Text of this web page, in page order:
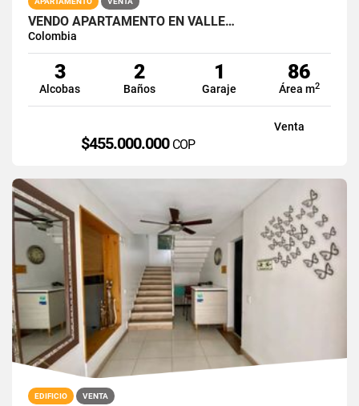
VENDO APARTAMENTO EN VALLE…
Colombia
3
Alcobas
2
Baños
1
Garaje
86
Área m2
Venta
$455.000.000 COP
EDIFICIO VENTA